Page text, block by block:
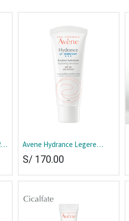
Avene Hydrance Legere
Spf30 Emulsion Tubo 40 ml
S/ 170.00